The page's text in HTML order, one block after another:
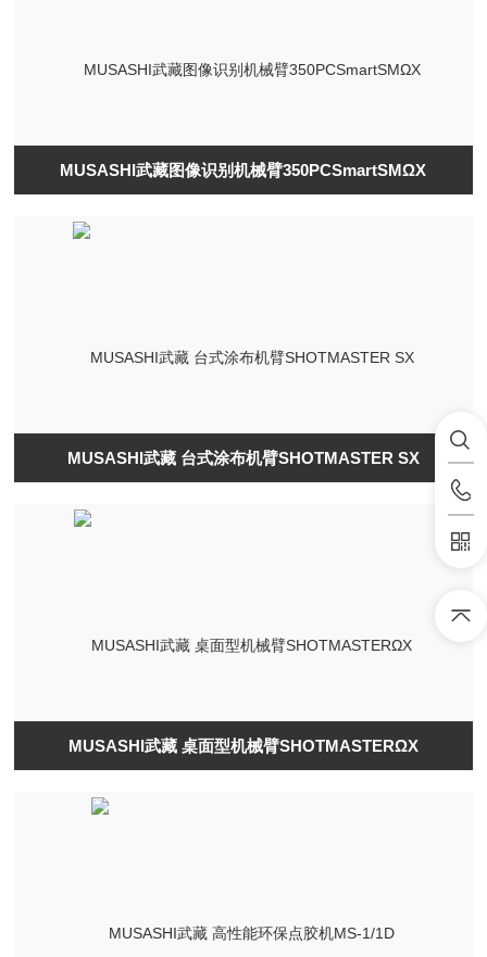
MUSASHI武藏图像识别机械臂350PCSmartSMΩX
MUSASHI武藏 台式涂布机臂SHOTMASTER SX
MUSASHI武藏 桌面型机械臂SHOTMASTERΩX